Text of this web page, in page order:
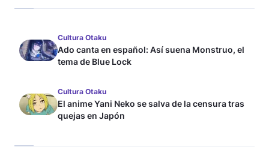
Cultura Otaku
Ado canta en español: Así suena Monstruo, el
tema de Blue Lock
Cultura Otaku
El anime Yani Neko se salva de la censura tras
quejas en Japón